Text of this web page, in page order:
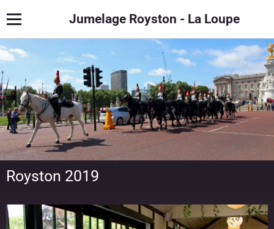
Jumelage Royston - La Loupe
Royston 2019